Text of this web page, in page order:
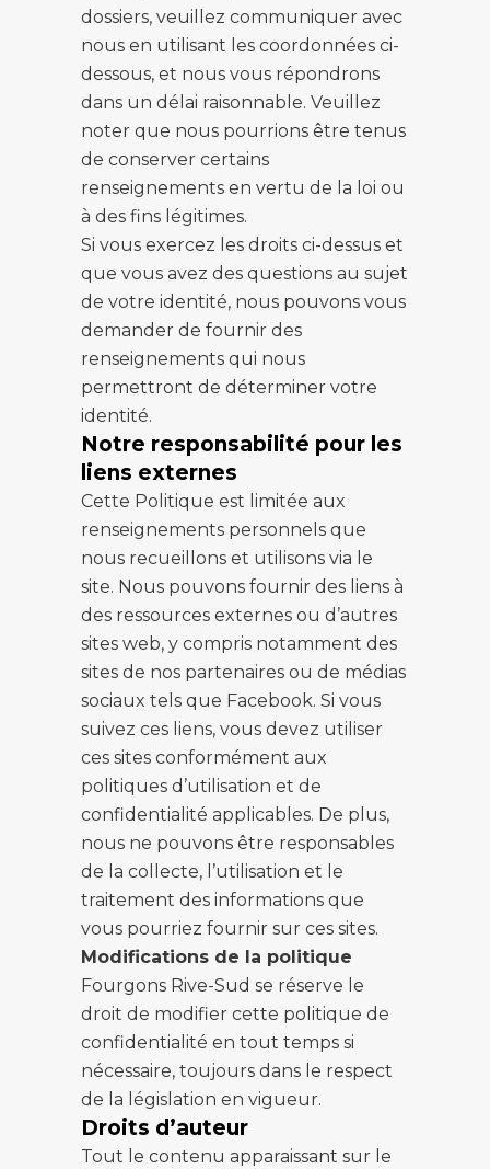
dossiers, veuillez communiquer avec
nous en utilisant les coordonnées ci-
dessous, et nous vous répondrons
dans un délai raisonnable. Veuillez
noter que nous pourrions être tenus
de conserver certains
renseignements en vertu de la loi ou
à des fins légitimes.
Si vous exercez les droits ci-dessus et
que vous avez des questions au sujet
de votre identité, nous pouvons vous
demander de fournir des
renseignements qui nous
permettront de déterminer votre
identité.
Notre responsabilité pour les
liens externes
Cette Politique est limitée aux
renseignements personnels que
nous recueillons et utilisons via le
site. Nous pouvons fournir des liens à
des ressources externes ou d’autres
sites web, y compris notamment des
sites de nos partenaires ou de médias
sociaux tels que Facebook. Si vous
suivez ces liens, vous devez utiliser
ces sites conformément aux
politiques d’utilisation et de
confidentialité applicables. De plus,
nous ne pouvons être responsables
de la collecte, l’utilisation et le
traitement des informations que
vous pourriez fournir sur ces sites.
Modifications de la politique
Fourgons Rive-Sud se réserve le
droit de modifier cette politique de
confidentialité en tout temps si
nécessaire, toujours dans le respect
de la législation en vigueur.
Droits d’auteur
Tout le contenu apparaissant sur le